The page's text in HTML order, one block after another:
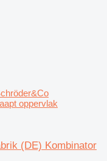
oppervlak
(DE) Kombinator